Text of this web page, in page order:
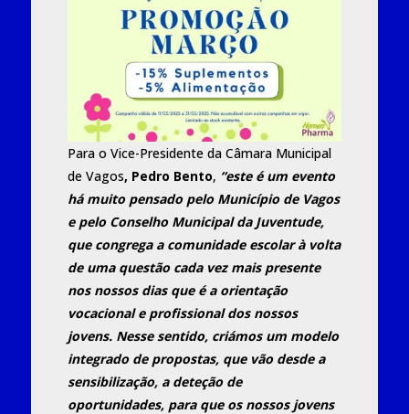
Para o Vice-Presidente da Câmara Municipal
de Vagos, Pedro Bento, “este é um evento
há muito pensado pelo Município de Vagos
e pelo Conselho Municipal da Juventude,
que congrega a comunidade escolar à volta
de uma questão cada vez mais presente
nos nossos dias que é a orientação
vocacional e profissional dos nossos
jovens. Nesse sentido, criámos um modelo
integrado de propostas, que vão desde a
sensibilização, a deteção de
oportunidades, para que os nossos jovens